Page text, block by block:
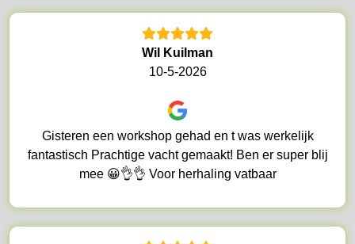
Wil Kuilman
10-5-2026
Gisteren een workshop gehad en t was werkelijk
fantastisch Prachtige vacht gemaakt! Ben er super blij
mee 😀👌👌 Voor herhaling vatbaar